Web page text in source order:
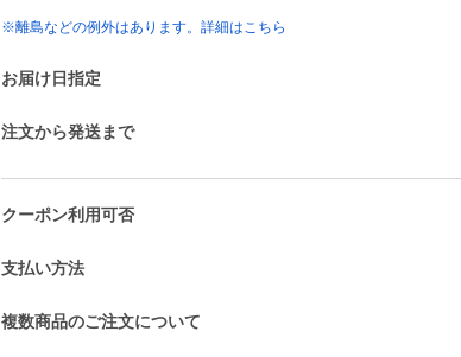
※離島などの例外はあります。詳細はこちら
お届け日指定
注文から発送まで
クーポン利用可否
支払い方法
複数商品のご注文について